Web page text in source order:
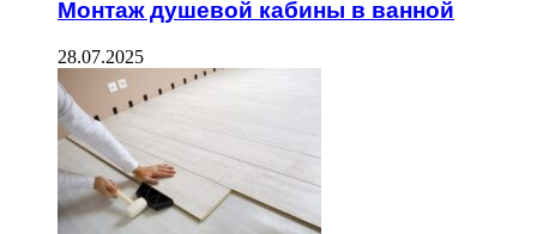
Монтаж душевой кабины в ванной
28.07.2025